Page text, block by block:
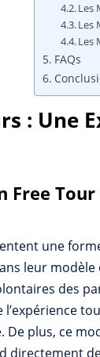
Les
Les
Les
FAQs
: Une
Free Tour
une
leur
des
l’expérience
De plus, ce
directement